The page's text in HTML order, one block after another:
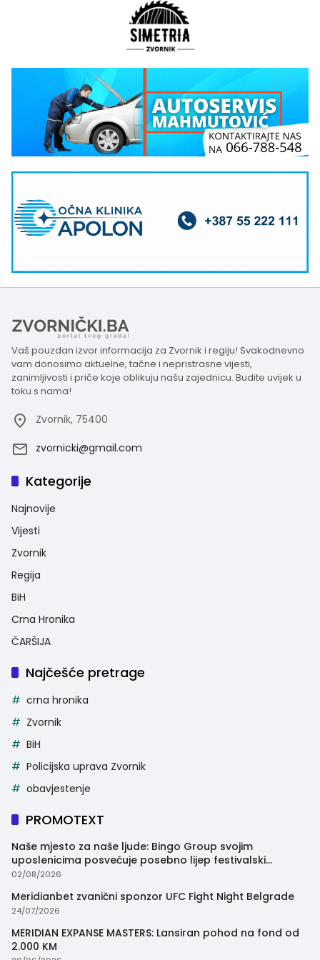
Vaš pouzdan izvor informacija za Zvornik i regiju! Svakodnevno
vam donosimo aktuelne, tačne i nepristrasne vijesti,
zanimljivosti i priče koje oblikuju našu zajednicu. Budite uvijek u
toku s nama!
Zvornik, 75400
zvornicki@gmail.com
Kategorije
Najnovije
Vijesti
Zvornik
Regija
BiH
Crna Hronika
ČARŠIJA
Najčešće pretrage
crna hronika
Zvornik
BiH
Policijska uprava Zvornik
obavjestenje
PROMOTEXT
Naše mjesto za naše ljude: Bingo Group svojim
uposlenicima posvećuje posebno lijep festivalski
trenutak
02/08/2026
Meridianbet zvanični sponzor UFC Fight Night Belgrade
24/07/2026
MERIDIAN EXPANSE MASTERS: Lansiran pohod na fond od
2.000 KM